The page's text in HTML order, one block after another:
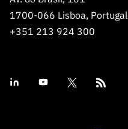
1700-066 Lisboa, Portugal
+351 213 924 300